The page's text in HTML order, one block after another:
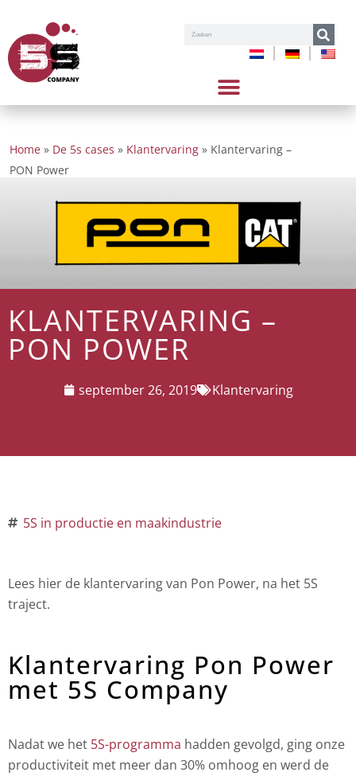
Zoeken
Home » De 5s cases » Klantervaring » Klantervaring –
PON Power
KLANTERVARING –
PON POWER
september 26, 2019 Klantervaring
5S in productie en maakindustrie
Lees hier de klantervaring van Pon Power, na het 5S
traject.
Klantervaring Pon Power
met 5S Company
Nadat we het 5S-programma hadden gevolgd, ging onze
productiviteit met meer dan 30% omhoog en werd de